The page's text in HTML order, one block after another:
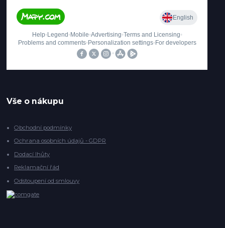
Vše o nákupu
Obchodní podmínky
Ochrana osobních údajů - GDPR
Dodací lhůty
Reklamační řád
Odstoupení od smlouvy